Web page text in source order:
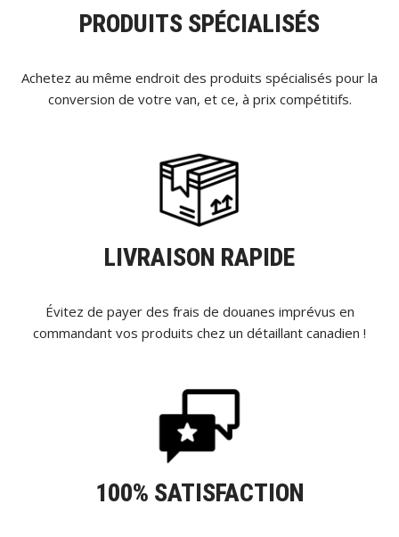
PRODUITS SPÉCIALISÉS
Achetez au même endroit des produits spécialisés pour la
conversion de votre van, et ce, à prix compétitifs.
LIVRAISON RAPIDE
Évitez de payer des frais de douanes imprévus en
commandant vos produits chez un détaillant canadien !
100% SATISFACTION